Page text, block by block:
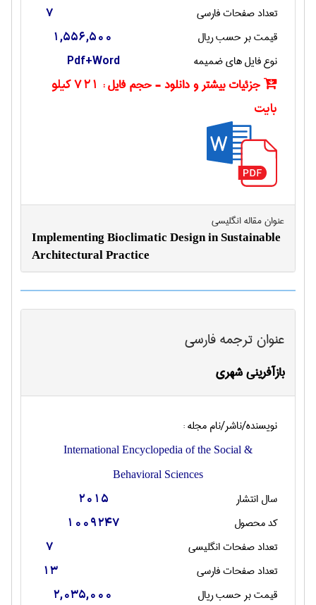
تعداد صفحات فارسی 7
قیمت بر حسب ریال 1,556,500
نوع فایل های ضمیمه Pdf+Word
جزئیات بیشتر و دانلود - حجم فایل :
721 کیلو
بایت
عنوان مقاله انگليسی
Implementing Bioclimatic Design in Sustainable
Architectural Practice
عنوان ترجمه فارسی
بازآفرینی شهری
نویسنده/ناشر/نام مجله :
International Encyclopedia of the Social &
Behavioral Sciences
سال انتشار 2015
کد محصول 1009247
تعداد صفحات انگليسی 7
تعداد صفحات فارسی 13
قیمت بر حسب ریال 2,035,000